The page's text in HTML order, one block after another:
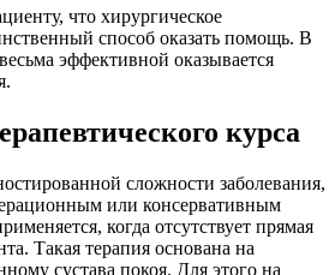
что хирургическое
способ оказать помощь. В
эффективной оказывается
курса
сложности заболевания,
или консервативным
когда отсутствует прямая
Такая терапия основана на
сустава покоя. Для этого на